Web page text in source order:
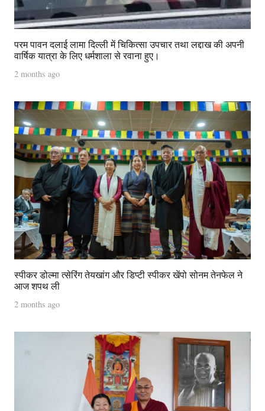
परम पावन दलाई लामा दिल्ली में चिकित्सा उपचार तथा लद्दाख की अपनी
वार्षिक यात्रा के लिए धर्मशाला से रवाना हुए।
2 months ago
स्पीकर डोल्मा त्सेरिंग तेयखांग और डिप्टी स्पीकर खेंपो सोनम तेनफेल ने
आज शपथ ली
2 months ago